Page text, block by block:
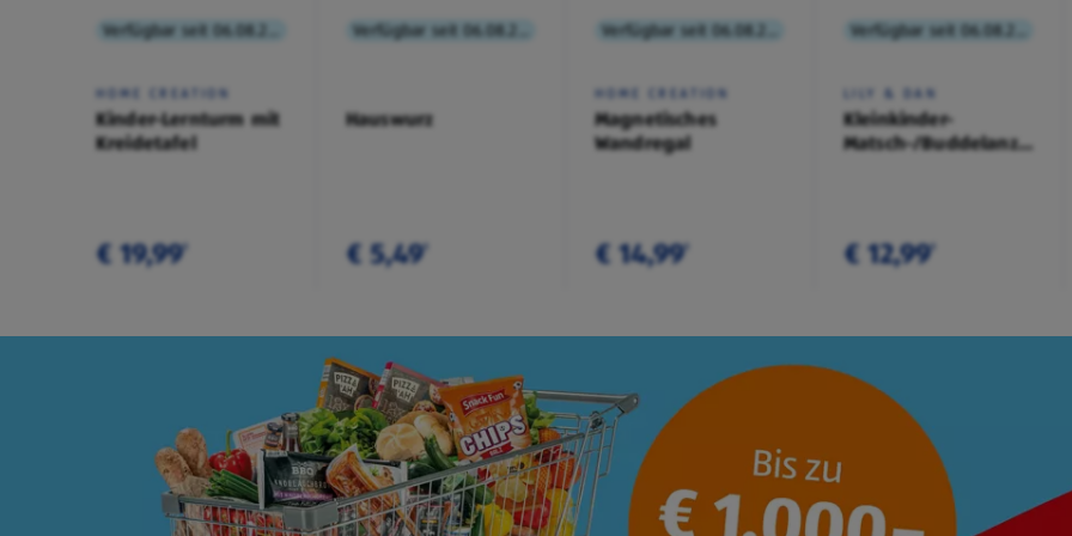
HOME CREATION
Kinder-Lernturm mit
Kreidetafel
€ 19,99¹
Hauswurz
€ 5,49¹
HOME CREATION
Magnetisches
Wandregal
€ 14,99¹
LILY & DAN
Kleinkinder-
Matsch-/Buddelanzug/-
€ 12,99¹